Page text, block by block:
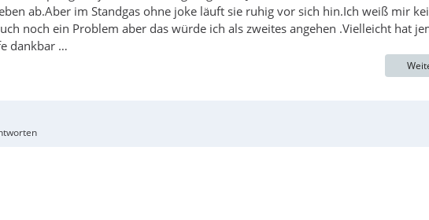
ab.Aber im Standgas ohne joke läuft sie ruhig vor sich hin.Ich weiß mir
noch ein Problem aber das würde ich als zweites angehen .Vielleicht hat
dankbar …